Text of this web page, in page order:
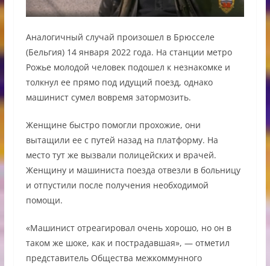
Аналогичный случай произошел в Брюсселе
(Бельгия) 14 января 2022 года. На станции метро
Рожье молодой человек подошел к незнакомке и
толкнул ее прямо под идущий поезд, однако
машинист сумел вовремя затормозить.
Женщине быстро помогли прохожие, они
вытащили ее с путей назад на платформу. На
место тут же вызвали полицейских и врачей.
Женщину и машиниста поезда отвезли в больницу
и отпустили после получения необходимой
помощи.
«Машинист отреагировал очень хорошо, но он в
таком же шоке, как и пострадавшая», — отметил
представитель Общества межкоммунного